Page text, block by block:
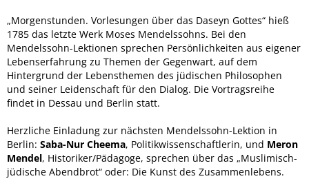
„Morgenstunden. Vorlesungen über das Daseyn Gottes“ hieß
1785 das letzte Werk Moses Mendelssohns. Bei den
Mendelssohn-Lektionen sprechen Persönlichkeiten aus eigener
Lebenserfahrung zu Themen der Gegenwart, auf dem
Hintergrund der Lebensthemen des jüdischen Philosophen
und seiner Leidenschaft für den Dialog. Die Vortragsreihe
findet in Dessau und Berlin statt.
Herzliche Einladung zur nächsten Mendelssohn-Lektion in
Berlin: Saba-Nur Cheema, Politikwissenschaftlerin, und Meron
Mendel, Historiker/Pädagoge, sprechen über das „Muslimisch-
jüdische Abendbrot“ oder: Die Kunst des Zusammenlebens.